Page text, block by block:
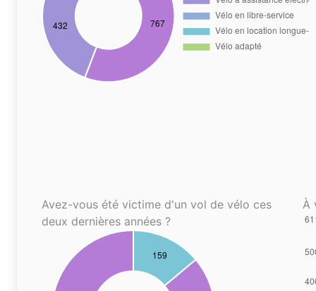
Avez-vous été victime d'un vol de vélo ces
deux dernières années ?
À